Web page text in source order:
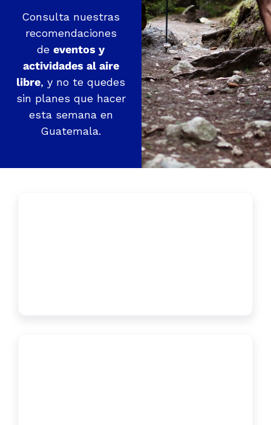
Consulta nuestras
recomendaciones
deeventos y
actividades al aire
libre, y no te quedes
sin planes que hacer
esta semana en
Guatemala.